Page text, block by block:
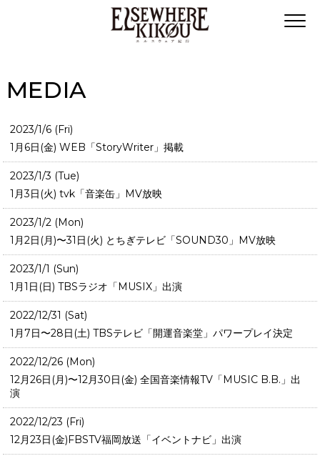
MEDIA
2023/1/6 (Fri)
1月6日(金) WEB「StoryWriter」掲載
2023/1/3 (Tue)
1月3日(火) tvk「音楽缶」MV放映
2023/1/2 (Mon)
1月2日(月)〜31日(火) とちぎテレビ「SOUND30」MV放映
2023/1/1 (Sun)
1月1日(日) TBSラジオ「MUSIX」出演
2022/12/31 (Sat)
1月7日〜28日(土) TBSテレビ「開運音楽堂」パワープレイ決定
2022/12/26 (Mon)
12月26日(月)〜12月30日(金) 全国音楽情報TV「MUSIC B.B.」出
演
2022/12/23 (Fri)
12月23日(金)FBSTV福岡放送「イベントナビ」出演